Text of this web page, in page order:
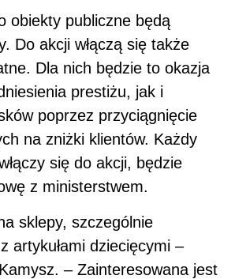
obiekty publiczne będą
Do akcji włączą się także
Dla nich będzie to okazja
prestiżu, jak i
poprzez przyciągnięcie
na zniżki klientów. Każdy
się do akcji, będzie
z ministerstwem.
sklepy, szczególnie
artykułami dziecięcymi –
– Zainteresowana jest